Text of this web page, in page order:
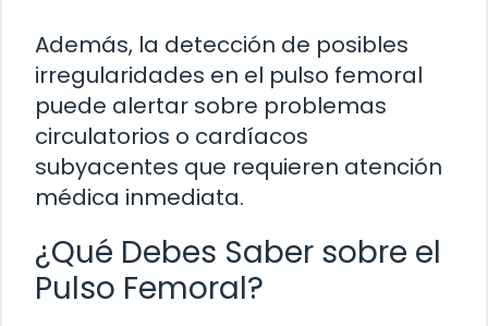
Además, la detección de posibles
irregularidades en el pulso femoral
puede alertar sobre problemas
circulatorios o cardíacos
subyacentes que requieren atención
médica inmediata.
¿Qué Debes Saber sobre el
Pulso Femoral?